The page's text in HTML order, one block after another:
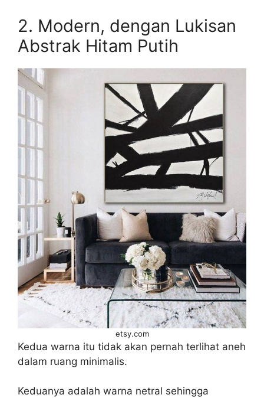
2. Modern, dengan Lukisan
Abstrak Hitam Putih
etsy.com
Kedua warna itu tidak akan pernah terlihat aneh
dalam ruang minimalis.
Keduanya adalah warna netral sehingga